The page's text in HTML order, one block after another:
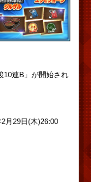
10連B」が開始され
月29日(木)26:00